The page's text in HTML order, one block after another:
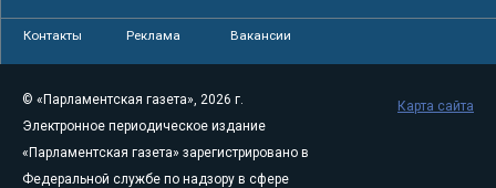
Контакты Реклама Вакансии
© «Парламентская газета», 2026 г.
Электронное периодическое издание
«Парламентская газета» зарегистрировано в
Федеральной службе по надзору в сфере
Карта сайта